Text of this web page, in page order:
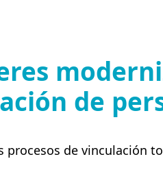
de
procesos de vinculación